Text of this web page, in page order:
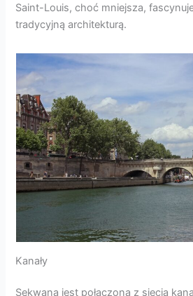
Saint-Louis, choć mniejsza,
tradycyjną architekturą.
Kanały
Sekwana jest połączona z siecią